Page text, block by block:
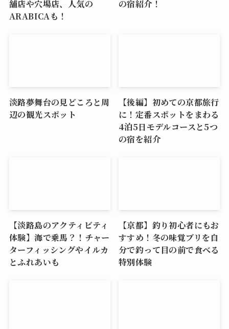
舗店や穴場店、人気の
ARABICAも！
の宿紹介！
淡路夢舞台の見どころと周
辺の観光スポット
【後編】初めての京都旅行
に！定番スポットをまわる
4泊5日モデルコースと5つ
の宿を紹介
【淡路島のアクティビティ
体験】海で乗馬？！チャー
ターフィッシングやイルカ
とふれあいも
【京都】釣り初心者にもお
すすめ！冬の味覚ブリを自
分で釣って目の前で食べる
特別体験